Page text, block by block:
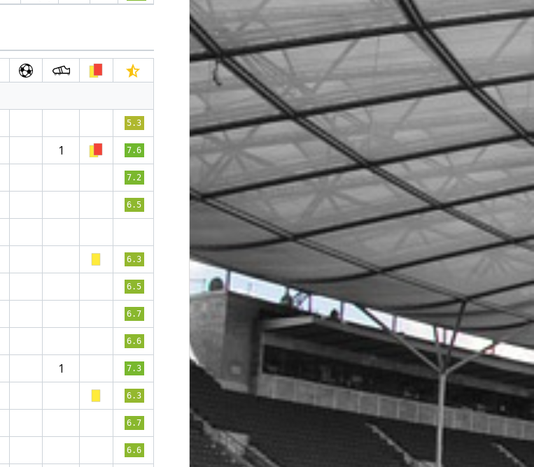
5.3
1 7.6
7.2
6.5
6.3
6.5
6.7
6.6
1 7.3
6.3
6.7
6.6